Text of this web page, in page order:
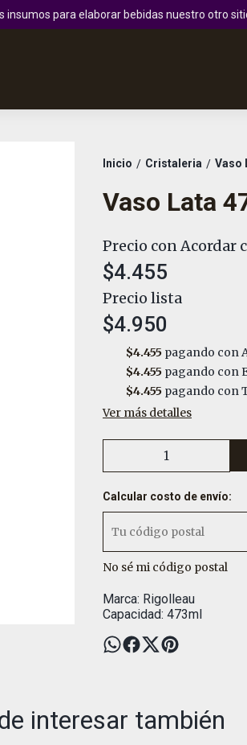
insumos para elaborar bebidas nuestro otro
Inicio / Cristaleria / Vaso
Vaso Lata
Precio con Acordar
$4.455
Precio lista
$4.950
$4.455 pagando con
$4.455 pagando con
$4.455 pagando con
Ver más detalles
Calcular costo de envío:
No sé mi código postal
Marca: Rigolleau
Capacidad: 473ml
interesar también